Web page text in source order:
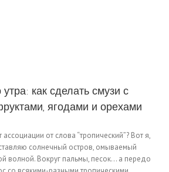
как сделать смузи с
ягодами и орехами
от слова “тропический”? Вот я,
солнечный остров, омываемый
волной. Вокруг пальмы, песок… а передо